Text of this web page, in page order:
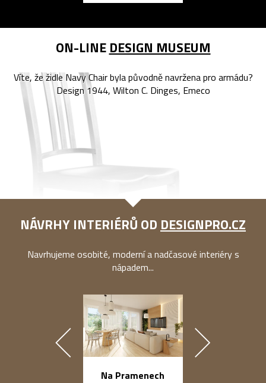
ON-LINE DESIGN MUSEUM
Víte, že židle Navy Chair byla původně navržena pro armádu?
Design 1944, Wilton C. Dinges, Emeco
NÁVRHY INTERIÉRŮ OD DESIGNPRO.CZ
Navrhujeme osobité, moderní a nadčasové interiéry s
nápadem...
Na Pramenech